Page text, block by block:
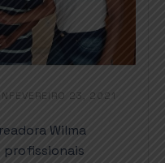
FEVEREIRO 23, 2021
Wilma
profissionais